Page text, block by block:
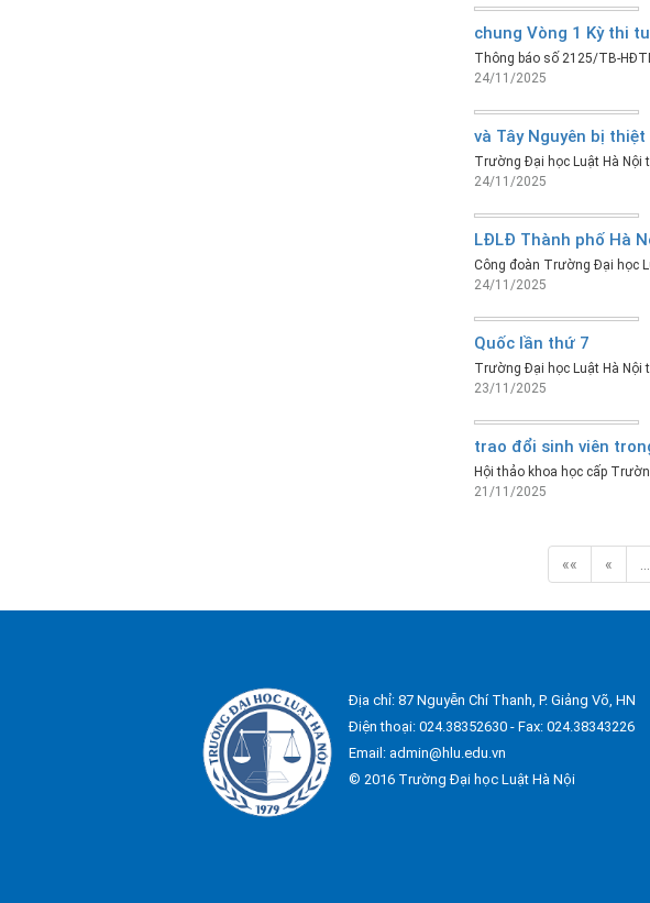
chung Vòng 1 Kỳ thi
Thông báo số 2125/TB-
24/11/2025
và Tây Nguyên bị
Trường Đại học Luật Hà Nội
24/11/2025
LĐLĐ Thành phố Hà
Công đoàn Trường Đại học
24/11/2025
Quốc lần thứ 7
Trường Đại học Luật Hà Nội
23/11/2025
trao đổi sinh viên
Hội thảo khoa học cấp
21/11/2025
«« «
Địa chỉ: 87 Nguyễn Chí Thanh, P. Giảng Võ, HN
Điện thoại: 024.38352630 - Fax: 024.38343226
Email: admin@hlu.edu.vn
© 2016 Trường Đại học Luật Hà Nội